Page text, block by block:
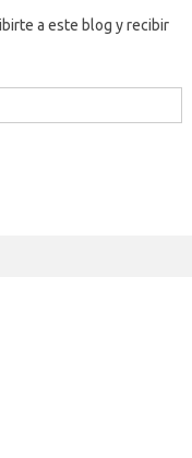
a este blog y recibir